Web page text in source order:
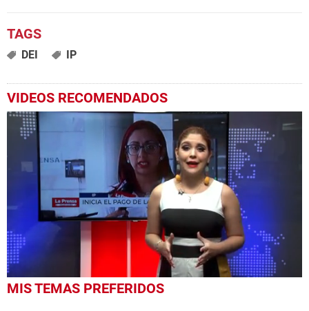
DEI IP
VIDEOS RECOMENDADOS
0
seconds
MIS TEMAS PREFERIDOS